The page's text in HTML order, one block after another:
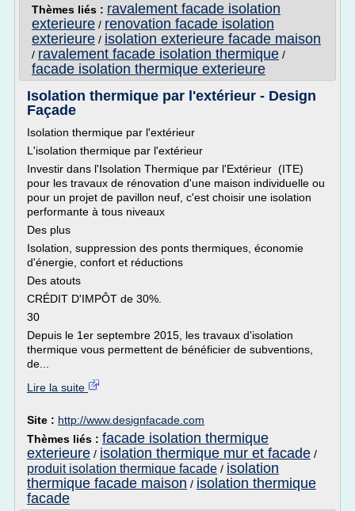
Thèmes liés : ravalement facade isolation
exterieure / renovation facade isolation
exterieure / isolation exterieure facade maison
/ ravalement facade isolation thermique /
facade isolation thermique exterieure
Isolation thermique par l'extérieur - Design
Façade
Isolation thermique par l'extérieur
L'isolation thermique par l'extérieur
Investir dans l'Isolation Thermique par l'Extérieur (ITE)
pour les travaux de rénovation d'une maison individuelle ou
pour un projet de pavillon neuf, c'est choisir une isolation
performante à tous niveaux
Des plus
Isolation, suppression des ponts thermiques, économie
d'énergie, confort et réductions
Des atouts
CRÉDIT D'IMPÔT de 30%.
30
Depuis le 1er septembre 2015, les travaux d'isolation
thermique vous permettent de bénéficier de subventions,
de...
Lire la suite
Site : http://www.designfacade.com
Thèmes liés : facade isolation thermique
exterieure / isolation thermique mur et facade /
produit isolation thermique facade / isolation
thermique facade maison / isolation thermique
facade